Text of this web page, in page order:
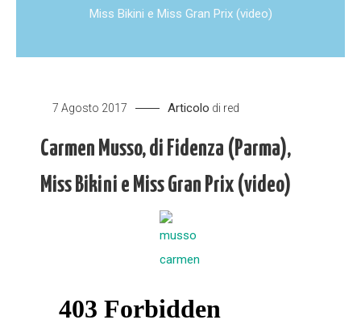
Miss Bikini e Miss Gran Prix (video)
7 Agosto 2017 Articolo di red
Carmen Musso, di Fidenza (Parma),
Miss Bikini e Miss Gran Prix (video)